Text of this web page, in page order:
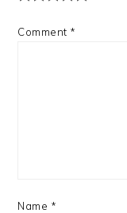
Comment *
Name *